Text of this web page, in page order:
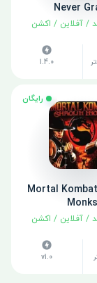
Never
/آفلاین / اکشن
1.4.0
رایگان
Mortal
Monks
/آفلاین / اکشن
v1.0